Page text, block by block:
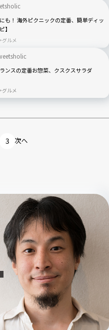
も！ 海外ピクニックの定番、簡単ディッ
】
グルメ
ンスの定番お惣菜、クスクスサラダ
グルメ
3 次へ